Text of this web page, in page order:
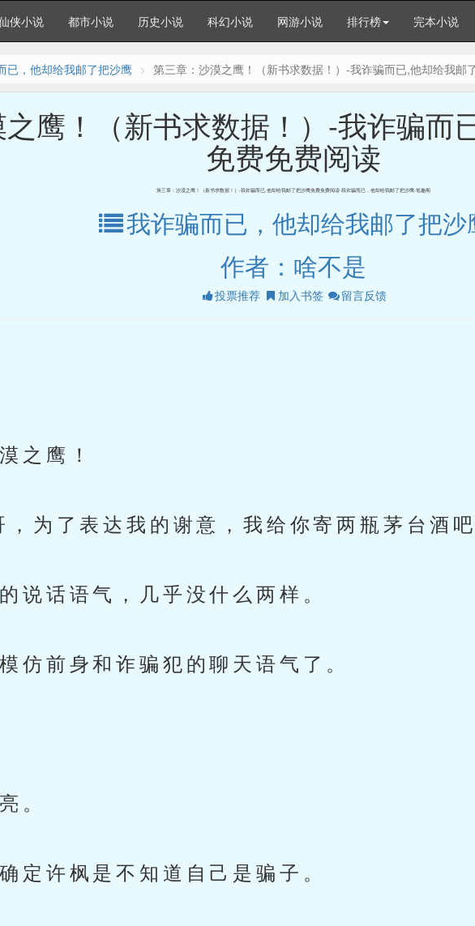
侠小说 都市小说 历史小说 科幻小说 网游小说 排行榜 完本小说
已，他却给我邮了把沙鹰 第三章：沙漠之鹰！（新书求数据！）-我诈骗而已,他却给我邮
鹰！（新书求数据！）-我诈骗而
免费免费阅读
第三章：沙漠之鹰！（新书求数据！）-我诈骗而已,他却给我邮了把沙鹰免费免费阅读-我诈骗而已，他却给我邮了把沙鹰-笔趣阁
我诈骗而已，他却给我邮了把沙
作者：啥不是
投票推荐 加入书签 留言反馈
之鹰！
为了表达我的谢意，我给你寄两瓶茅台酒
话语气，几乎没什么两样。
前身和诈骗犯的聊天语气了。
。
许枫是不知道自己是骗子。